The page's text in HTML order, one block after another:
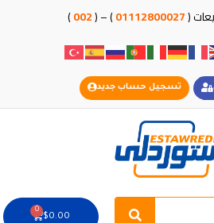
(
01112800027
) – (
002
)
تسجيل حساب جديد
Search
$0.00
0
Cart